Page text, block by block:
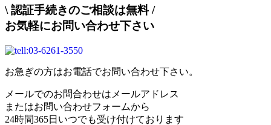
\ 認証手続きのご相談は無料/
お気軽にお問い合わせ下さい
お急ぎの方はお電話でお問い合わせ下さい。
メールでのお問合わせはメールアドレス
またはお問い合わせフォームから
24時間365日いつでも受け付けております